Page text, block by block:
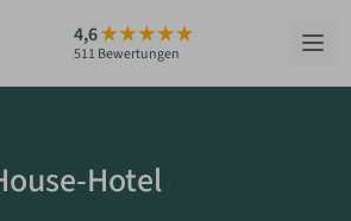
4,6
511 Bewertungen
Hotel